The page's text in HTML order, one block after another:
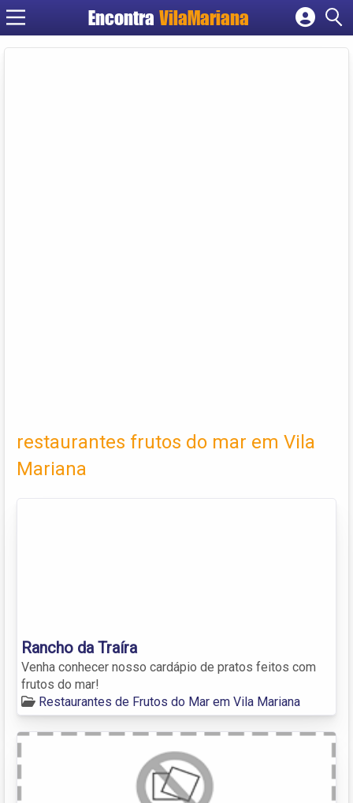
EncontraVilaMariana
Cadastrar empresa
restaurantes frutos do mar em Vila
Mariana
Rancho da Traíra
Venha conhecer nosso cardápio de pratos feitos com
frutos do mar!
Restaurantes de Frutos do Mar em Vila Mariana